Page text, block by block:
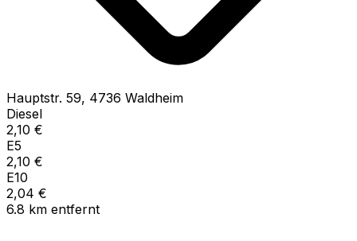
Hauptstr. 59, 4736 Waldheim
Diesel
2,10 €
E5
2,10 €
E10
2,04 €
6.8 km entfernt